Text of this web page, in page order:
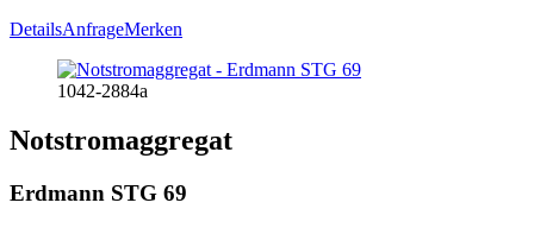
DetailsAnfrageMerken
1042-2884a
Notstromaggregat
Erdmann STG 69